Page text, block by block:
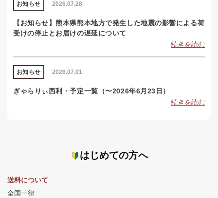
2026.07.28
お知らせ
【お知らせ】熊本県熊本地方で発生した地震の影響による荷
受けの停止とお届けの遅延について
続きを読む
2026.07.01
お知らせ
ぎゃらりぃ西利・予定一覧（〜2026年6月23日）
続きを読む
はじめての方へ
送料について
全国一律